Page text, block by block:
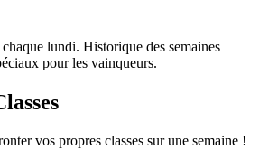
lundi. Historique des semaines
pour les vainqueurs.
vos propres classes sur une semaine !